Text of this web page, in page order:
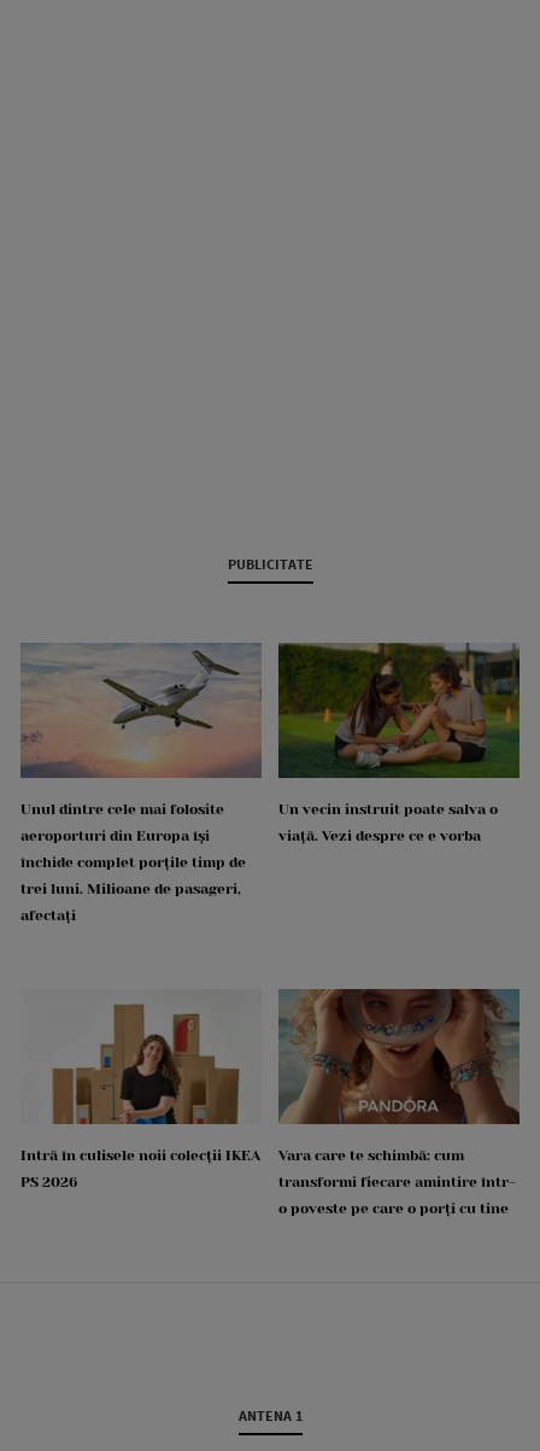
PUBLICITATE
Unul dintre cele mai folosite
aeroporturi din Europa își
închide complet porțile timp de
trei luni. Milioane de pasageri,
afectați
Un vecin instruit poate salva o
viață. Vezi despre ce e vorba
Intră în culisele noii colecții IKEA
PS 2026
Vara care te schimbă: cum
transformi fiecare amintire într-
o poveste pe care o porți cu tine
ANTENA 1